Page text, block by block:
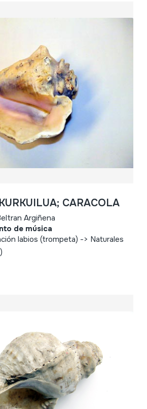
CARACOLA
Argiñena
de música
labios (trompeta) -> Naturales